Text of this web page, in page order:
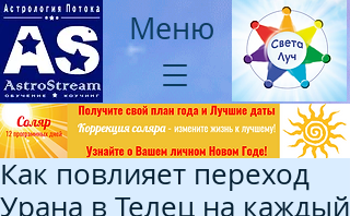
Меню
Как повлияет переход
Урана в Телец на каждый